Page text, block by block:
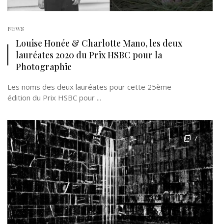
NEWS
Louise Honée & Charlotte Mano, les deux
lauréates 2020 du Prix HSBC pour la
Photographie
Les noms des deux lauréates pour cette 25ème
édition du Prix HSBC pour ...
7